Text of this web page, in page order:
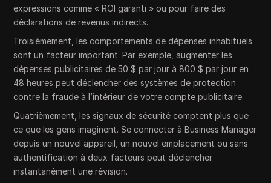
expressions comme « ROI garanti » ou pour faire des
déclarations de revenus indirects.
Troisièmement, les comportements de dépenses inhabituels
sont un facteur important. Par exemple, augmenter les
dépenses publicitaires de 50 $ par jour à 800 $ par jour en
48 heures peut déclencher des systèmes de protection
contre la fraude à l’intérieur de votre compte publicitaire.
Quatrièmement, les signaux de sécurité comptent plus que
ce que les gens imaginent. Se connecter à Business Manager
depuis un nouvel appareil, un nouvel emplacement ou sans
authentification à deux facteurs peut déclencher
instantanément une révision.